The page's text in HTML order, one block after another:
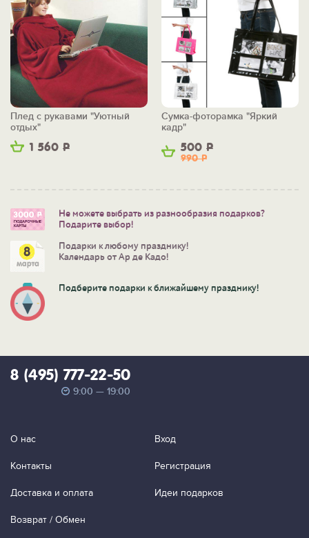
1 560 Р
Плед с рукавами "Уютный
отдых"
500 Р
990Р
Сумка-фоторамка "Яркий
кадр"
Не можете выбрать из разнообразия подарков?
Подарите выбор!
Подарки к любому празднику!
Календарь от Ар де Кадо!
Подберите подарки к ближайшему празднику!
8 (495) 777-22-50
9:00 — 19:00
О нас
Контакты
Доставка и оплата
Возврат / Обмен
Вход
Регистрация
Идеи подарков